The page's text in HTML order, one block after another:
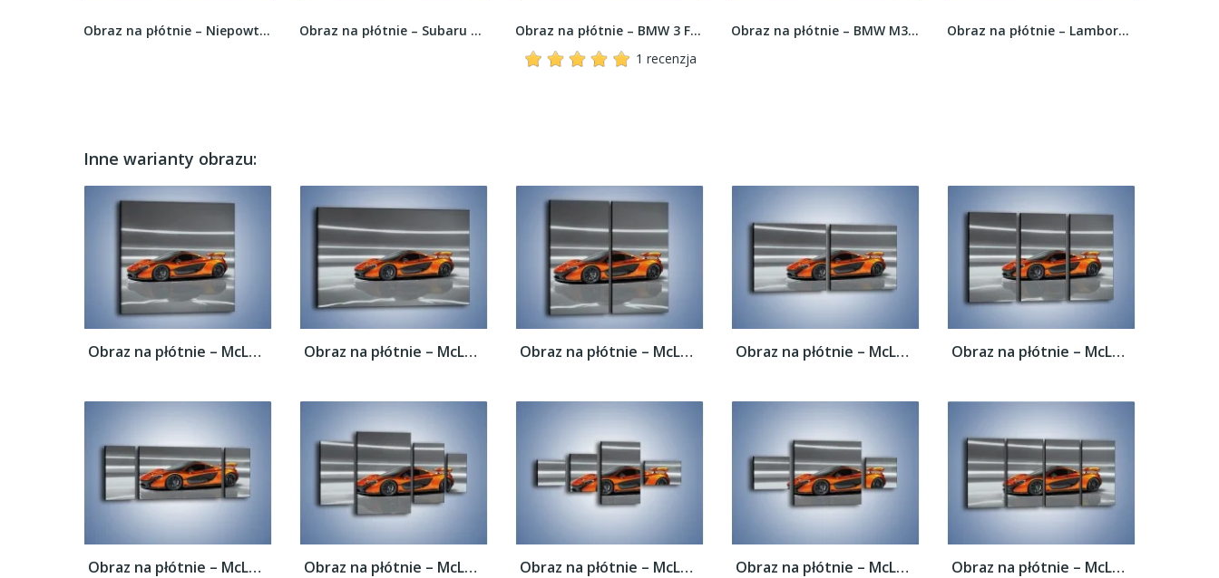
Obraz na płótnie – Niepowtarzalny motocykl –... Obraz na płótnie – Subaru World Rally Team –...
Obraz na płótnie – BMW 3 F30 – jednoczęściowy...
1 recenzja
Obraz na płótnie – BMW M3 Strasse Forged Wheels... Obraz na płótnie – Lamborghini Gallardo...
Inne warianty obrazu:
Obraz na płótnie – McLaren P1 Concept –... Obraz na płótnie – McLaren P1 Concept –... Obraz na płótnie – McLaren P1 Concept –... Obraz na płótnie – McLaren P1 Concept –... Obraz na płótnie – McLaren P1 Concept –...
Obraz na płótnie – McLaren P1 Concept –... Obraz na płótnie – McLaren P1 Concept –... Obraz na płótnie – McLaren P1 Concept –... Obraz na płótnie – McLaren P1 Concept –... Obraz na płótnie – McLaren P1 Concept –...